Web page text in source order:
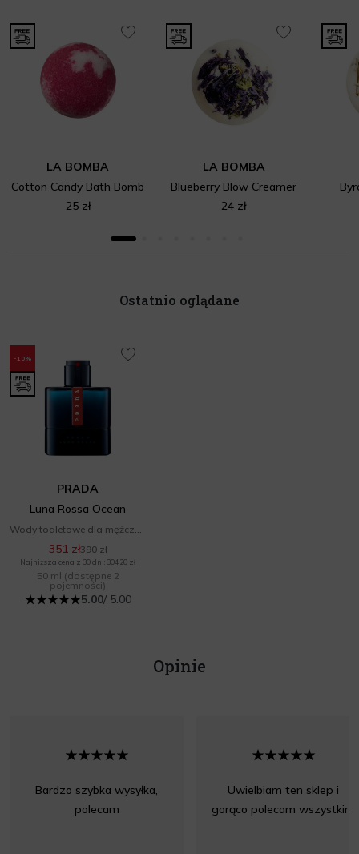
LA BOMBA
Cotton Candy Bath Bomb
25 zł
LA BOMBA
Blueberry Blow Creamer
24 zł
Ostatnio oglądane
-10%
PRADA
Luna Rossa Ocean
351 zł390 zł
Najniższa cena z 30 dni: 304,20 zł
50 ml (dostępne 2
pojemności)
5.00/ 5.00
Opinie
Bardzo szybka wysyłka,
polecam
Uwielbiam ten sklep i
gorąco polecam wszystkim